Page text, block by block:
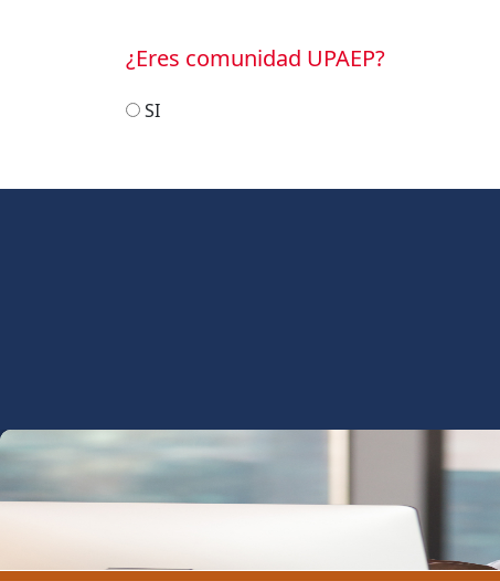
¿Eres comunidad UPAEP?
SI